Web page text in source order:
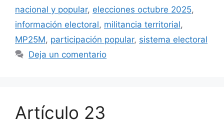
nacional y popular, elecciones octubre 2025,
información electoral, militancia territorial,
MP25M, participación popular, sistema electoral
Deja un comentario
Artículo 23